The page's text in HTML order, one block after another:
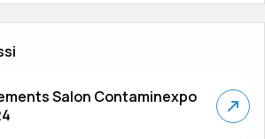
Salon Contaminexpo